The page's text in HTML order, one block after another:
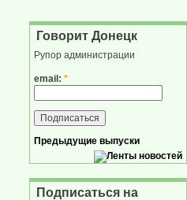
Говорит Донецк
Рупор администрации
email: *
Предыдущие выпуски
Подписаться на